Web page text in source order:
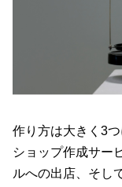
作り方は大きく3
ショップ作成サー
ルへの出店、そし